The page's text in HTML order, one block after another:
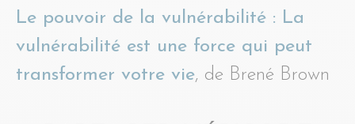
Le pouvoir de la vulnérabilité : La
vulnérabilité est une force qui peut
transformer votre vie, de Brené Brown